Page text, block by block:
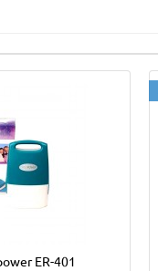
ER-401